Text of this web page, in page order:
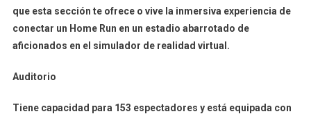
que esta sección te ofrece o vive la inmersiva experiencia de
conectar un Home Run en un estadio abarrotado de
aficionados en el simulador de realidad virtual.
Auditorio
Tiene capacidad para 153 espectadores y está equipada con